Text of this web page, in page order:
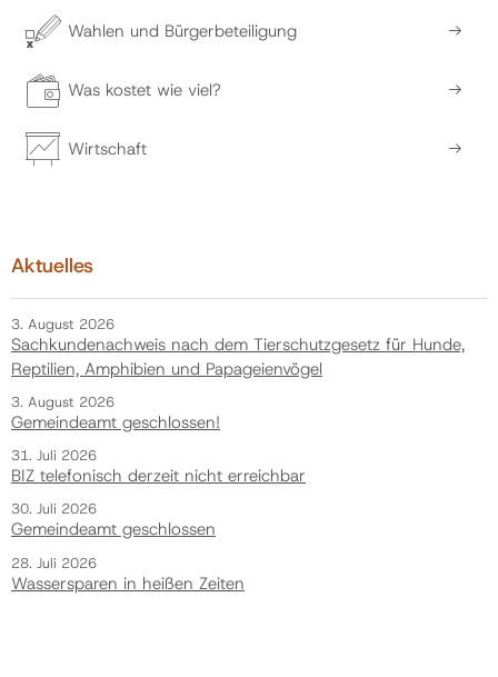
Wahlen und Bürgerbeteiligung
Was kostet wie viel?
Wirtschaft
Aktuelles
3. August 2026
Sachkundenachweis nach dem Tierschutzgesetz für Hunde,
Reptilien, Amphibien und Papageienvögel
3. August 2026
Gemeindeamt geschlossen!
31. Juli 2026
BIZ telefonisch derzeit nicht erreichbar
30. Juli 2026
Gemeindeamt geschlossen
28. Juli 2026
Wassersparen in heißen Zeiten